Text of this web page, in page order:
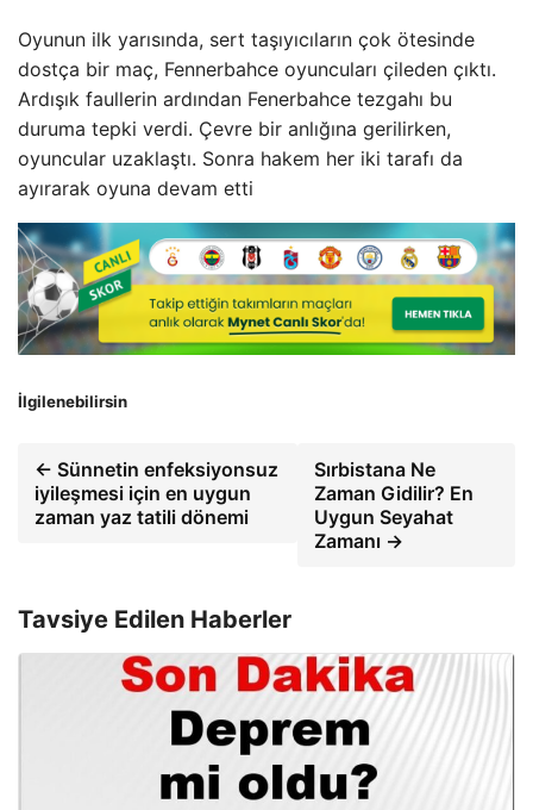
Oyunun ilk yarısında, sert taşıyıcıların çok ötesinde
dostça bir maç, Fennerbahce oyuncuları çileden çıktı.
Ardışık faullerin ardından Fenerbahce tezgahı bu
duruma tepki verdi. Çevre bir anlığına gerilirken,
oyuncular uzaklaştı. Sonra hakem her iki tarafı da
ayırarak oyuna devam etti
İlgilenebilirsin
← Sünnetin enfeksiyonsuz
iyileşmesi için en uygun
zaman yaz tatili dönemi
Sırbistana Ne
Zaman Gidilir? En
Uygun Seyahat
Zamanı →
Tavsiye Edilen Haberler